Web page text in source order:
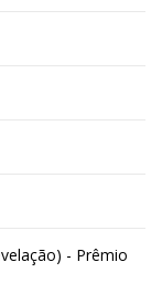
- Prêmio